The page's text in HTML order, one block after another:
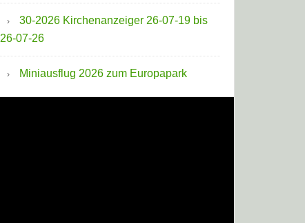
30-2026 Kirchenanzeiger 26-07-19 bis
26-07-26
Miniausflug 2026 zum Europapark